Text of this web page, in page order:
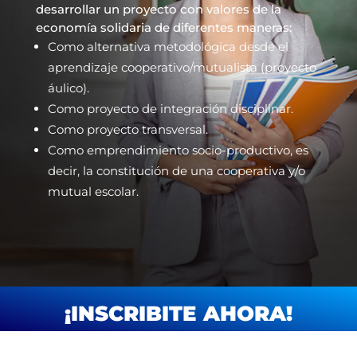
desarrollar un proyecto con valores de la
economía solidaria de diferentes maneras:
Como alternativa metodológica desde el
aprendizaje cooperativo/mutualista (proyecto
áulico).
Como proyecto de integración disciplinar.
Como proyecto transversal.
Como emprendimiento socio-productivo, es
decir, la constitución de una cooperativa y/o
mutual escolar.
¡INSCRIBITE AHORA!